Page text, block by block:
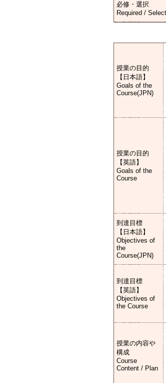
必修・選択
Required /
授業の目的
【日本語】
Goals of the
Course(JPN)
授業の目的
【英語】
Goals of the
Course
到達目標
【日本語】
Objectives of
the
Course(JPN)
到達目標
【英語】
Objectives of
the Course
授業の内容や
構成
Course
Content / Plan